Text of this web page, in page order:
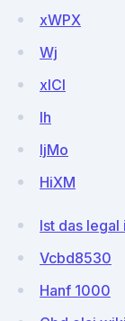
xWPX
Wj
xlCl
Ih
IjMo
HiXM
Ist das legal
Vcbd8530
Hanf 1000